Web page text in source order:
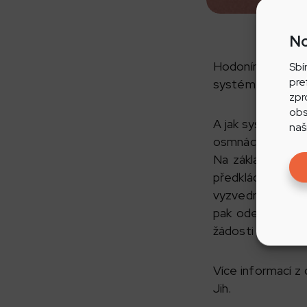
Hodonín
systém tzv.
A jak systém
osmnácti let,
Na základě
předkládají
vyzvednout
pak
žádosti o dotaci
Více informací z
Jih.